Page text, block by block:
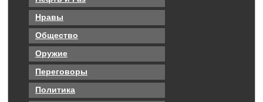
Нравы
Общество
Оружие
Переговоры
Политика